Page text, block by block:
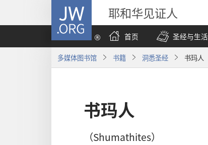
JW.ORG 耶和华见证人
首页
圣经与生活
多媒体图书馆 书籍 洞悉圣经 书玛人
书玛人
（Shumathites）